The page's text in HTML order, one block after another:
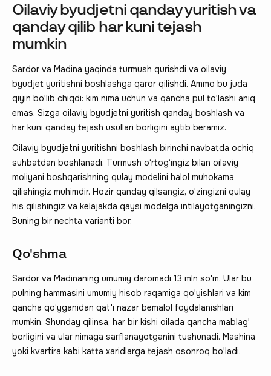
Oilaviy byudjetni qanday yuritish va
qanday qilib har kuni tejash
mumkin
Sardor va Madina yaqinda turmush qurishdi va oilaviy
byudjet yuritishni boshlashga qaror qilishdi. Ammo bu juda
qiyin bo'lib chiqdi: kim nima uchun va qancha pul to'lashi aniq
emas. Sizga oilaviy byudjetni yuritish qanday boshlash va
har kuni qanday tejash usullari borligini aytib beramiz.
Oilaviy byudjetni yuritishni boshlash birinchi navbatda ochiq
suhbatdan boshlanadi. Turmush o‘rtog‘ingiz bilan oilaviy
moliyani boshqarishning qulay modelini halol muhokama
qilishingiz muhimdir. Hozir qanday qilsangiz, o'zingizni qulay
his qilishingiz va kelajakda qaysi modelga intilayotganingizni.
Buning bir nechta varianti bor.
Qo'shma
Sardor va Madinaning umumiy daromadi 13 mln so'm. Ular bu
pulning hammasini umumiy hisob raqamiga qo'yishlari va kim
qancha qo‘yganidan qat'i nazar bemalol foydalanishlari
mumkin. Shunday qilinsa, har bir kishi oilada qancha mablag'
borligini va ular nimaga sarflanayotganini tushunadi. Mashina
yoki kvartira kabi katta xaridlarga tejash osonroq bo'ladi.